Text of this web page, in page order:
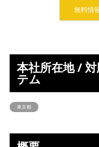
無料情
本社所在地 /
テム
東京都